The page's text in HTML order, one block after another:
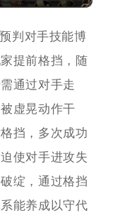
判对手技能博
提前格挡，随
通过对手走
虚晃动作干
挡，多次成功
使对手进攻失
绽，通过格挡
能养成以守代